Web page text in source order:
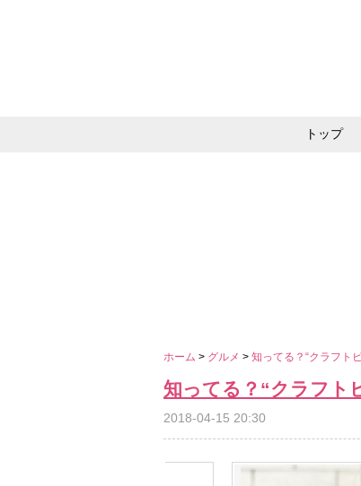
トップ
ホーム > グルメ > 知ってる？“クラフト
知ってる？“クラフト
2018-04-15 20:30